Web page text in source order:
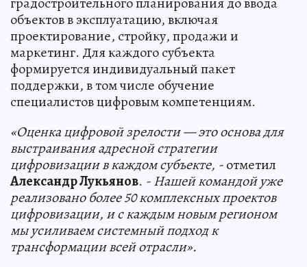
объектов в эксплуатацию, включая
проектирование, стройку, продажи и
маркетинг. Для каждого субъекта
формируется индивидуальный пакет
поддержки, в том числе обучение
специалистов цифровым компетенциям.
«Оценка цифровой зрелости — это основа для
выстраивания адресной стратегии
цифровизации в каждом субъекте, -отметил
Александр Лукьянов. - Нашей командой уже
реализовано более 50 комплексных проектов
цифровизации, и с каждым новым регионом
мы усиливаем системный подход к
трансформации всей отрасли».